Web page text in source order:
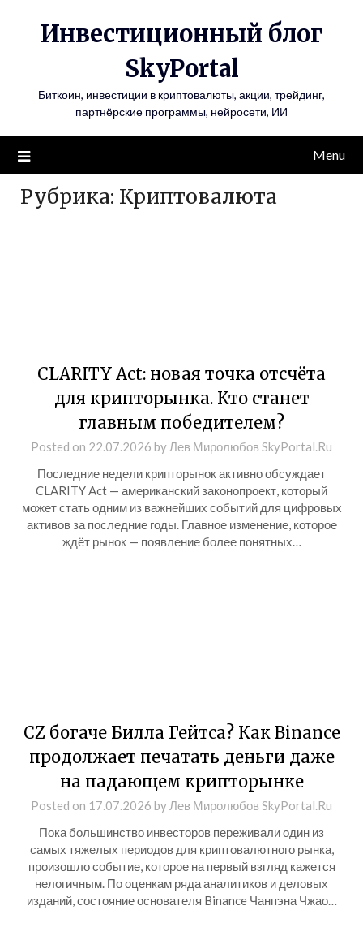
Инвестиционный блог
SkyPortal
Биткоин, инвестиции в криптовалюты, акции, трейдинг,
партнёрские программы, нейросети, ИИ
Menu
Рубрика: Криптовалюта
CLARITY Act: новая точка отсчёта
для крипторынка. Кто станет
главным победителем?
Posted on 22.07.2026 by Лев Миролюбов SkyPortal.Ru
Последние недели крипторынок активно обсуждает
CLARITY Act — американский законопроект, который
может стать одним из важнейших событий для цифровых
активов за последние годы. Главное изменение, которое
ждёт рынок — появление более понятных…
CZ богаче Билла Гейтса? Как Binance
продолжает печатать деньги даже
на падающем крипторынке
Posted on 17.07.2026 by Лев Миролюбов SkyPortal.Ru
Пока большинство инвесторов переживали один из
самых тяжелых периодов для криптовалютного рынка,
произошло событие, которое на первый взгляд кажется
нелогичным. По оценкам ряда аналитиков и деловых
изданий, состояние основателя Binance Чанпэна Чжао…